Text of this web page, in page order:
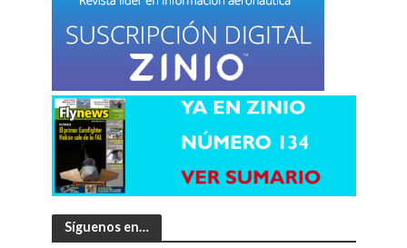
Síguenos en…